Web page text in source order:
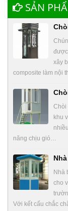
SẢN
xây
composite làm nội
Chòi
khu
năng chịu gió…
Nhà
cho
Với kết cấu chắc